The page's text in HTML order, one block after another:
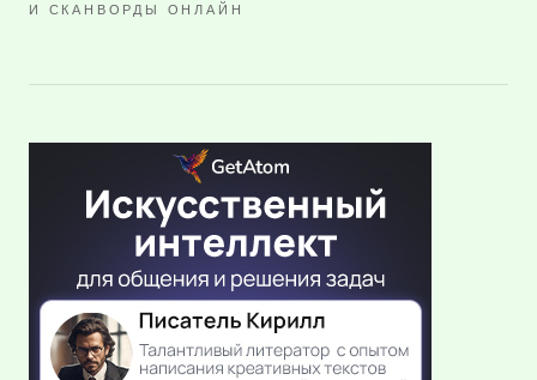
И СКАНВОРДЫ ОНЛАЙН